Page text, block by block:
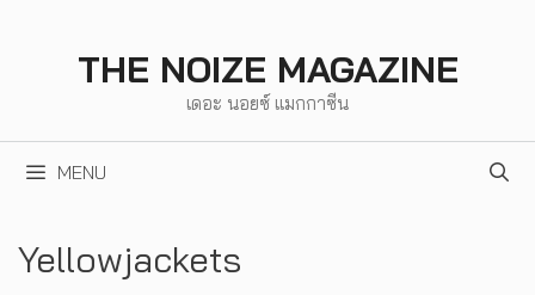
THE NOIZE MAGAZINE
เดอะ นอยซ์ แมกกาซีน
MENU
Yellowjackets